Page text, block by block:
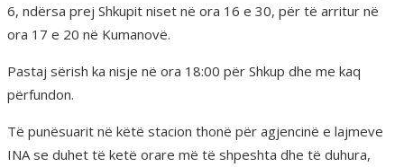
6, ndërsa prej Shkupit niset në ora 16 e 30, për të arritur në
ora 17 e 20 në Kumanovë.
Pastaj sërish ka nisje në ora 18:00 për Shkup dhe me kaq
përfundon.
Të punësuarit në këtë stacion thonë për agjencinë e lajmeve
INA se duhet të ketë orare më të shpeshta dhe të duhura,